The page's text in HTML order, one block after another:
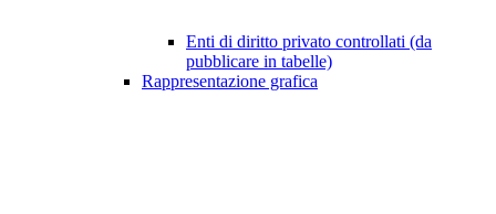
Enti di diritto privato controllati (da
pubblicare in tabelle)
Rappresentazione grafica